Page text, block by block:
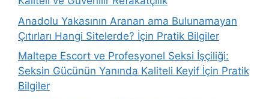
Anadolu Yakasının Aranan ama Bulunamayan
Çıtırları Hangi Sitelerde? İçin Pratik Bilgiler
Maltepe Escort ve Profesyonel Seksi İşçiliği:
Seksin Gücünün Yanında Kaliteli Keyif İçin Pratik
Bilgiler